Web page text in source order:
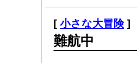
[ 小さな大冒険]
難航中